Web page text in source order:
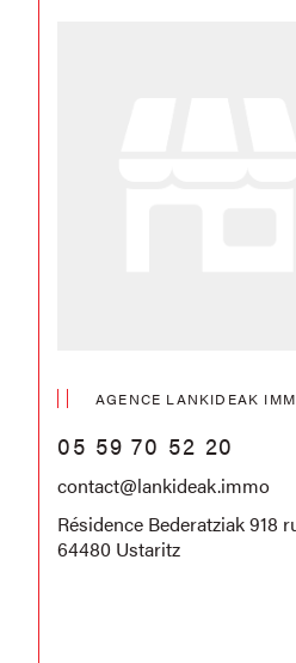
AGENCE LANKIDEAK
05 59 70 52 20
contact@lankideak.immo
Résidence Bederatziak 918
64480 Ustaritz